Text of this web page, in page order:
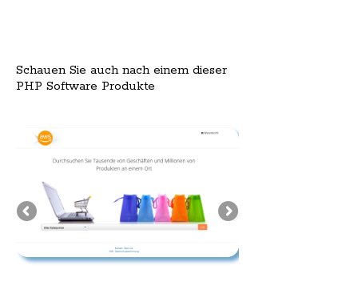
Schauen Sie auch nach einem dieser
PHP Software Produkte